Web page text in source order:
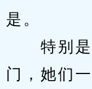
是。
特别是
门，她们